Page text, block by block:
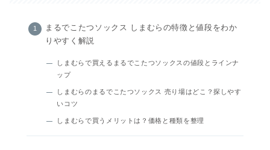
まるでこたつソックス しまむらの特徴と値段をわか
りやすく解説
しまむらで買えるまるでこたつソックスの値段とラインナ
ップ
しまむらのまるでこたつソックス 売り場はどこ？探しやす
いコツ
しまむらで買うメリットは？価格と種類を整理